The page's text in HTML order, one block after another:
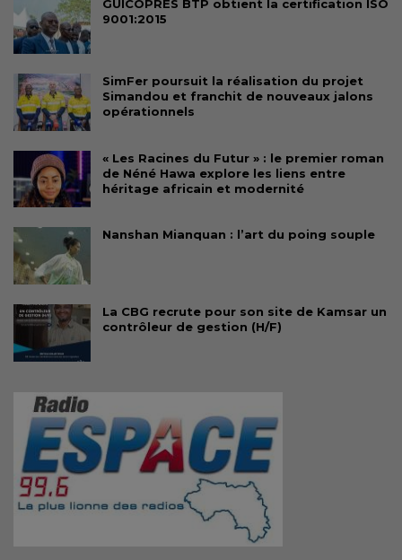
GUICOPRES BTP obtient la certification ISO
9001:2015
SimFer poursuit la réalisation du projet
Simandou et franchit de nouveaux jalons
opérationnels
« Les Racines du Futur » : le premier roman
de Néné Hawa explore les liens entre
héritage africain et modernité
Nanshan Mianquan : l’art du poing souple
La CBG recrute pour son site de Kamsar un
contrôleur de gestion (H/F)